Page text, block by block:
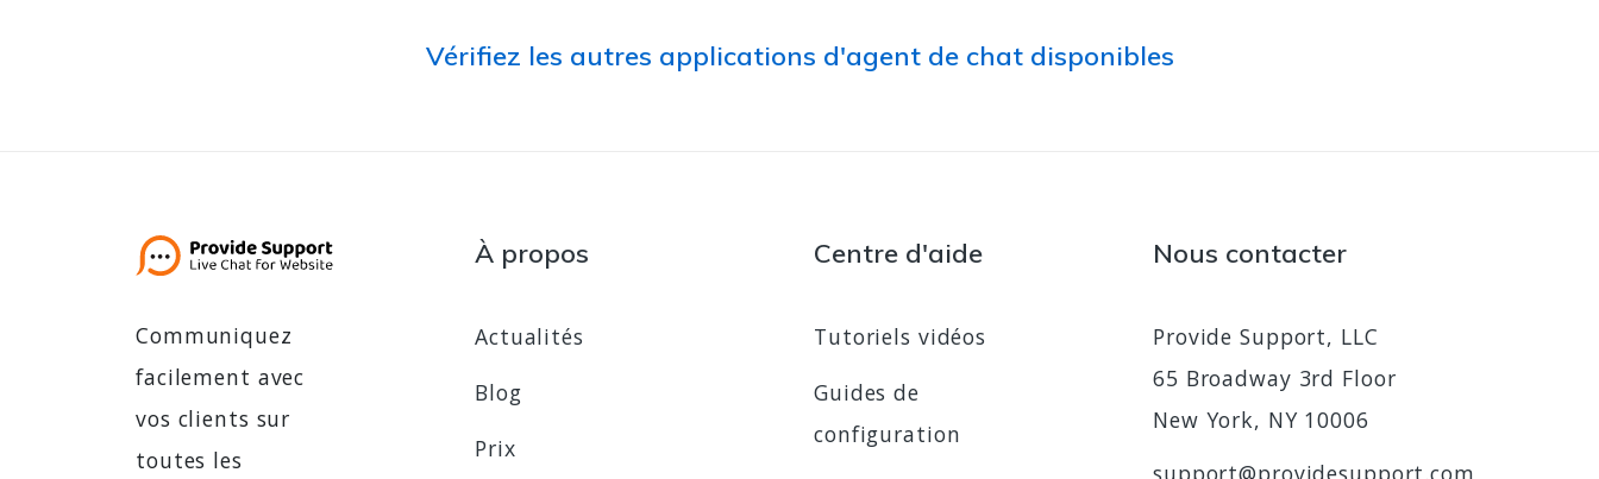
Vérifiez les autres applications d'agent de chat disponibles
Communiquez
facilement avec
vos clients sur
toutes les
À propos
Actualités
Blog
Prix
Centre d'aide
Tutoriels vidéos
Guides de
configuration
Nous contacter
Provide Support, LLC
65 Broadway 3rd Floor
New York, NY 10006
support@providesupport.com